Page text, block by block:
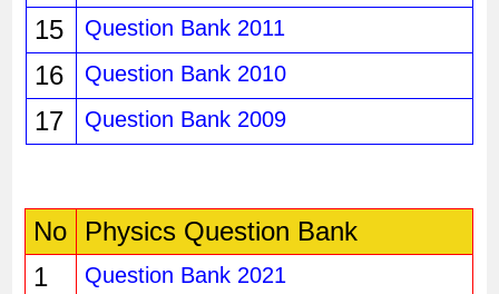
15 Question Bank 2011
16 Question Bank 2010
17 Question Bank 2009
No
Physics Question Bank
1
Question Bank 2021